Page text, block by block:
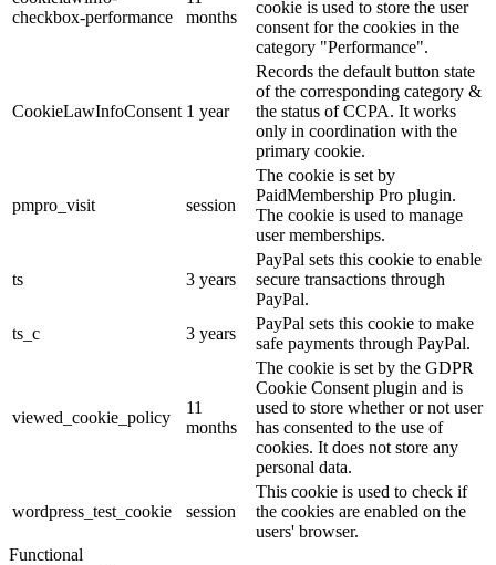
checkbox-performance
months
cookie is used to store the user
consent for the cookies in the
category "Performance".
CookieLawInfoConsent 1 year
Records the default button state
of the corresponding category &
the status of CCPA. It works
only in coordination with the
primary cookie.
pmpro_visit session
The cookie is set by
PaidMembership Pro plugin.
The cookie is used to manage
user memberships.
ts 3 years
PayPal sets this cookie to enable
secure transactions through
PayPal.
ts_c
3 years
PayPal sets this cookie to make
safe payments through PayPal.
viewed_cookie_policy
11
months
The cookie is set by the GDPR
Cookie Consent plugin and is
used to store whether or not user
has consented to the use of
cookies. It does not store any
personal data.
wordpress_test_cookie session
This cookie is used to check if
the cookies are enabled on the
users' browser.
Functional